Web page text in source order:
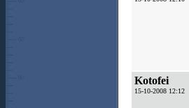
Kotofei
15-10-2008 12:12